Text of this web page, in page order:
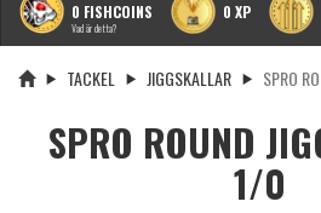
0 FISHCOINS
Vad är detta?
0 XP
TACKEL JIGGSKALLAR SPRO
SPRO ROUND
1/0